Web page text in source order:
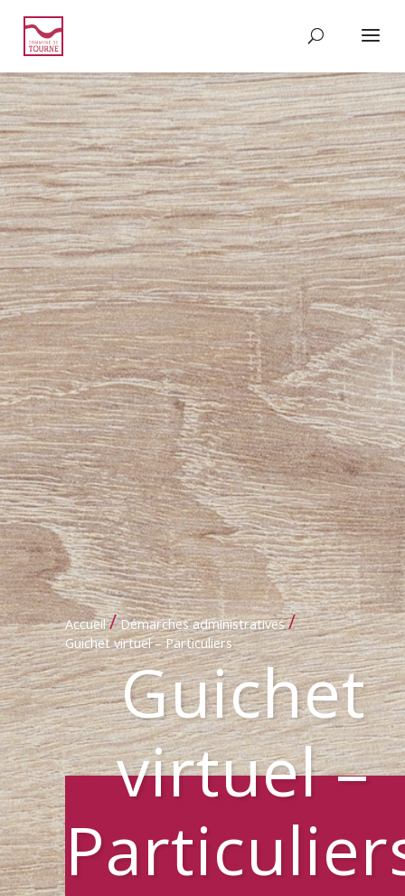
Accueil / Démarches administratives /
Guichet virtuel – Particuliers
Guichet
virtuel –